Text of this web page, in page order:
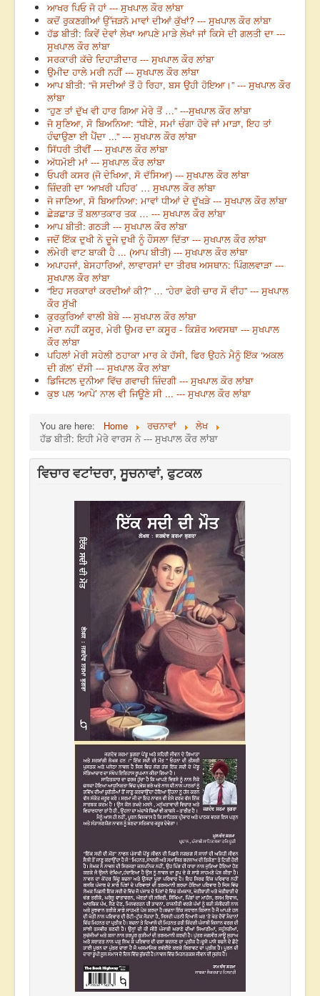
ਆਖਰ ਪਿਓ ਜੋ ਹਾਂ --- ਸੁਖਪਾਲ ਕੌਰ ਲਾਂਬਾ
ਕਦੋਂ ਰੁਕਣਗੀਆਂ ਉੱਜੜਨੋ ਮਾਵਾਂ ਦੀਆਂ ਕੁੱਖਾਂ? --- ਸੁਖਪਾਲ ਕੌਰ ਲਾਂਬਾ
ਹੱਡ ਬੀਤੀ: ਕਿਵੇਂ ਦੇਵਾਂ ਲੇਖਾ ਆਪਣੇ ਮਾੜੇ ਲੇਖਾਂ ਜਾਂ ਕਿਸੇ ਦੀ ਗਲਤੀ ਦਾ ---
ਸੁਖਪਾਲ ਕੌਰ ਲਾਂਬਾ
ਸਰਕਾਰੀ ਕੱਚੇ ਦਿਹਾੜੀਦਾਰ --- ਸੁਖਪਾਲ ਕੌਰ ਲਾਂਬਾ
ਉਮੀਦ ਹਾਲੇ ਮਰੀ ਨਹੀਂ --- ਸੁਖਪਾਲ ਕੌਰ ਲਾਂਬਾ
ਆਪ ਬੀਤੀ: “ਜੋ ਸਦੀਆਂ ਤੋਂ ਹੋ ਰਿਹਾ, ਬਸ ਉਹੀ ਹੋਇਆ।” --- ਸੁਖਪਾਲ ਕੌਰ
ਲਾਂਬਾ
“ਹੁਣ ਤਾਂ ਦੁੱਖ ਵੀ ਹਾਰ ਗਿਆ ਮੇਰੇ ਤੋਂ …” ---ਸੁਖਪਾਲ ਕੌਰ ਲਾਂਬਾ
ਜੋ ਸੁਣਿਆ, ਸੋ ਬਿਅਨਿਆ: “ਧੀਏ, ਸਮਾਂ ਚੰਗਾ ਹੋਵੇ ਜਾਂ ਮਾੜਾ, ਇਹ ਤਾਂ
ਹੰਢਾਉਣਾ ਈ ਪੈਂਦਾ ...” --- ਸੁਖਪਾਲ ਕੌਰ ਲਾਂਬਾ
ਸਿੱਧਰੀ ਤੀਵੀਂ --- ਸੁਖਪਾਲ ਕੌਰ ਲਾਂਬਾ
ਅੱਧਮੋਈ ਮਾਂ --- ਸੁਖਪਾਲ ਕੌਰ ਲਾਂਬਾ
ਓਪਰੀ ਕਸਰ (ਜੋ ਦੇਖਿਆ, ਸੋ ਦੱਸਿਆ) --- ਸੁਖਪਾਲ ਕੌਰ ਲਾਂਬਾ
ਜ਼ਿੰਦਗੀ ਦਾ ‘ਆਖ਼ਰੀ ਪਹਿਰ’ … ਸੁਖਪਾਲ ਕੌਰ ਲਾਂਬਾ
ਜੋ ਜਾਣਿਆ, ਸੋ ਬਿਆਨਿਆ: ਮਾਵਾਂ ਧੀਆਂ ਦੇ ਦੁੱਖੜੇ --- ਸੁਖਪਾਲ ਕੌਰ ਲਾਂਬਾ
ਛੇੜਛਾੜ ਤੋਂ ਬਲਾਤਕਾਰ ਤਕ … --- ਸੁਖਪਾਲ ਕੌਰ ਲਾਂਬਾ
ਆਪ ਬੀਤੀ: ਗਠੜੀ --- ਸੁਖਪਾਲ ਕੌਰ ਲਾਂਬਾ
ਜਦੋਂ ਇੱਕ ਦੁਖੀ ਨੇ ਦੂਜੇ ਦੁਖੀ ਨੂੰ ਹੌਸਲਾ ਦਿੱਤਾ --- ਸੁਖਪਾਲ ਕੌਰ ਲਾਂਬਾ
ਲੰਮੇਰੀ ਵਾਟ ਬਾਕੀ ਹੈ ... (ਆਪ ਬੀਤੀ) --- ਸੁਖਪਾਲ ਕੌਰ ਲਾਂਬਾ
ਅਪਾਹਜਾਂ, ਬੇਸਹਾਰਿਆਂ, ਲਾਵਾਰਸਾਂ ਦਾ ਤੀਰਥ ਅਸਥਾਨ: ਪਿੰਗਲਵਾੜਾ ---
ਸੁਖਪਾਲ ਕੌਰ ਲਾਂਬਾ
“ਇਹ ਸਰਕਾਰਾਂ ਕਰਦੀਆਂ ਕੀ?” … “ਹੇਰਾ ਫੇਰੀ ਚਾਰ ਸੌ ਵੀਹ” --- ਸੁਖਪਾਲ
ਕੌਰ ਸੁੱਖੀ
ਕੁਰਕੁਰਿਆਂ ਵਾਲੀ ਬੇਬੇ --- ਸੁਖਪਾਲ ਕੌਰ ਲਾਂਬਾ
ਮੇਰਾ ਨਹੀਂ ਕਸੂਰ, ਮੇਰੀ ਉਮਰ ਦਾ ਕਸੂਰ - ਕਿਸ਼ੋਰ ਅਵਸਥਾ --- ਸੁਖਪਾਲ
ਕੌਰ ਲਾਂਬਾ
ਪਹਿਲਾਂ ਮੇਰੀ ਸਹੇਲੀ ਠਹਾਕਾ ਮਾਰ ਕੇ ਹੱਸੀ, ਫਿਰ ਉਹਨੇ ਮੈਨੂੰ ਇੱਕ ‘ਅਕਲ
ਦੀ ਗੱਲ’ ਦੱਸੀ --- ਸੁਖਪਾਲ ਕੌਰ ਲਾਂਬਾ
ਡਿਜਿਟਲ ਦੁਨੀਆ ਵਿੱਚ ਗਵਾਚੀ ਜ਼ਿੰਦਗੀ --- ਸੁਖਪਾਲ ਕੌਰ ਲਾਂਬਾ
ਕੁਝ ਪਲ ‘ਆਪੇ’ ਨਾਲ ਵੀ ਜਿਊਣੇ ਸੀ ... --- ਸੁਖਪਾਲ ਕੌਰ ਲਾਂਬਾ
You are here: Home ਰਚਨਾਵਾਂ
ਲੇਖ
ਹੱਡ ਬੀਤੀ: ਇਹੀ ਮੇਰੇ ਵਾਰਸ ਨੇ --- ਸੁਖਪਾਲ ਕੌਰ ਲਾਂਬਾ
ਵਿਚਾਰ ਵਟਾਂਦਰਾ, ਸੂਚਨਾਵਾਂ, ਫੁਟਕਲ